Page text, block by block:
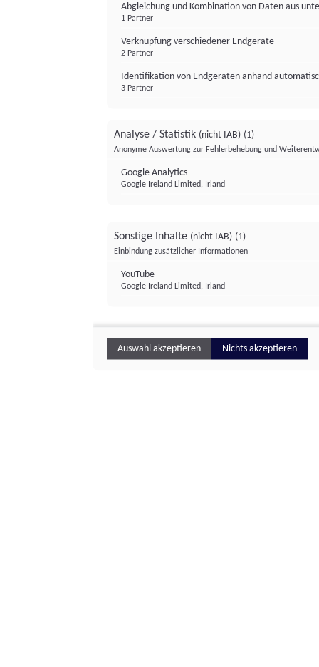
Abgleichung und Kombination von Daten aus
1 Partner
Verknüpfung verschiedener Endgeräte
2 Partner
Identifikation von Endgeräten anhand
3 Partner
Analyse / Statistik (nicht IAB) (1)
Anonyme Auswertung zur Fehlerbehebung und
Google Analytics
Google Ireland Limited, Irland
Sonstige Inhalte (nicht IAB) (1)
Einbindung zusätzlicher Informationen
YouTube
Google Ireland Limited, Irland
Auswahl akzeptieren Nichts akzeptieren